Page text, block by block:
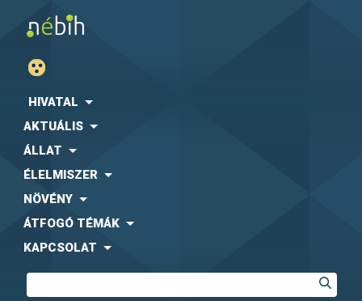
HIVATAL
AKTUÁLIS
ÁLLAT
ÉLELMISZER
NÖVÉNY
ÁTFOGÓ TÉMÁK
KAPCSOLAT